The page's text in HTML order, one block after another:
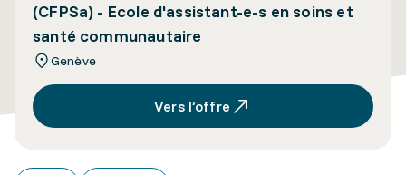
(CFPSa) - Ecole d'assistant-e-s en soins et
santé communautaire
Genève
Vers l’offre